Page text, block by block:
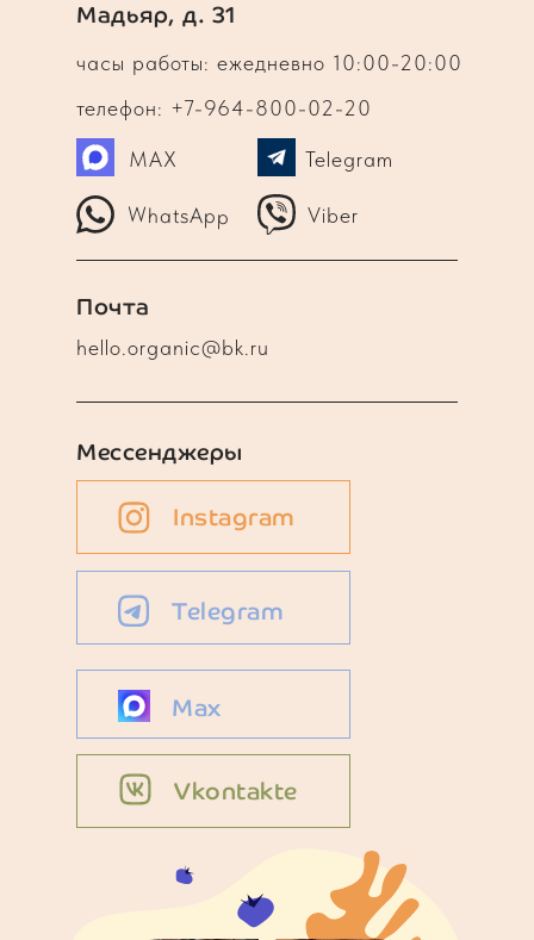
часы работы: ежедневно 10:00-20:00
Мадьяр, д. 31
телефон: +7-964-800-02-20
WhatsApp Viber
Telegram
MAX
hello.organic@bk.ru
Почта
Instagram
Telegram
Max
Vkontakte
Мессенджеры